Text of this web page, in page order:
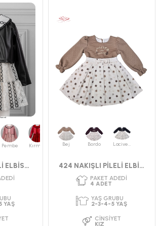
ADEDI PAKET ADEDI
Pembe Kırmızı
101 DERİ CEKETLİ ELBİSE 2-5 YAŞ
Bej Bordo Lacivert
424 NAKIŞLI PİLELİ ELBİSE 2-5 YAŞ